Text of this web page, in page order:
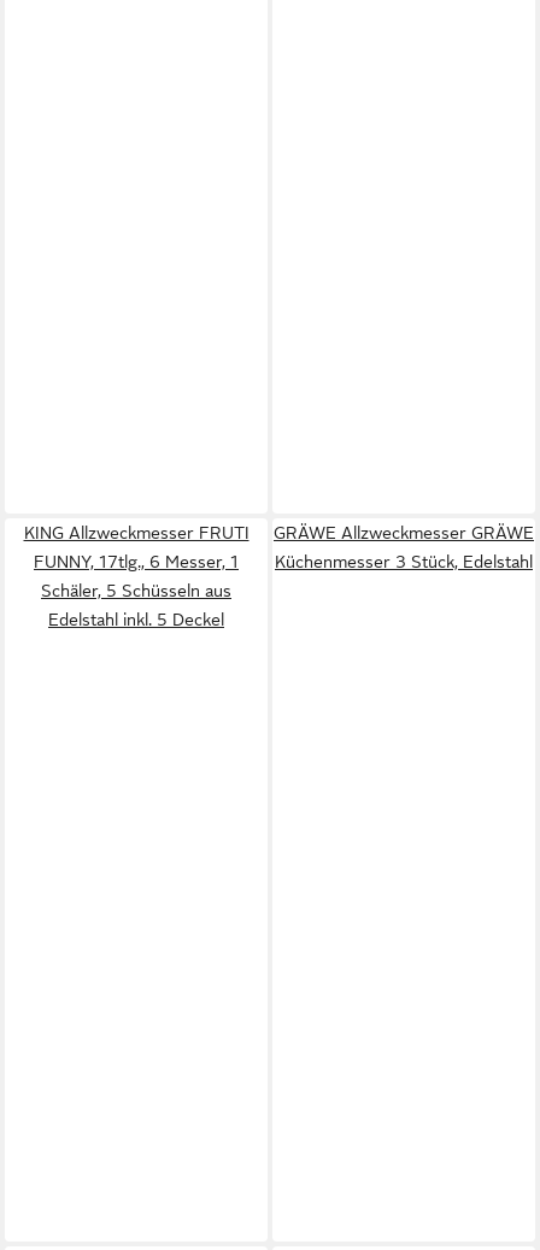
KING Allzweckmesser FRUTI
FUNNY, 17tlg., 6 Messer, 1
Schäler, 5 Schüsseln aus
Edelstahl inkl. 5 Deckel
GRÄWE Allzweckmesser GRÄWE
Küchenmesser 3 Stück, Edelstahl